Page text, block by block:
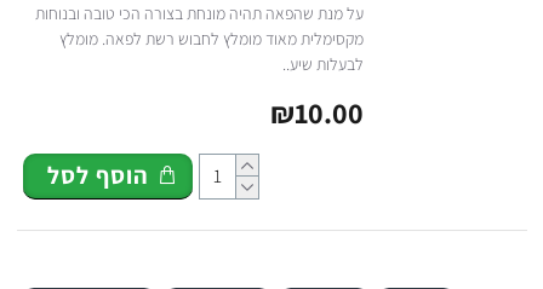
על מנת שהפאה תהיה מונחת בצורה הכי טובה ובנוחות
מקסימלית מאוד מומלץ לחבוש רשת לפאה. מומלץ
לבעלות שיע..
₪10.00
הוסף לסל